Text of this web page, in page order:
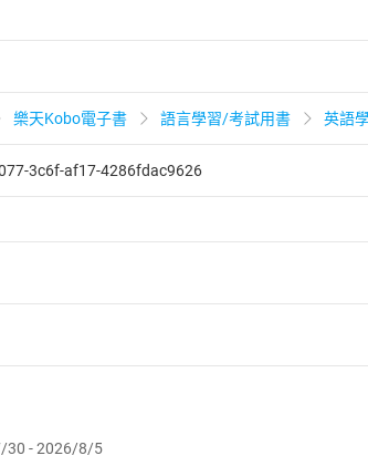
際認證合格講師
嘉義 中興補習班 / 台南 心遠景補習班 / 高雄
語教學顧問
就夠了》、《英文基礎文法，看這本就夠
用的上、考得好》、《英語單字就從最實用開
樂天Kobo電子書 語言學習/考試用書 英語
3c6f-af17-4286fdac9626
1項後段暨通訊交易解除權合理例外情事適用
代表知悉本店鋪所銷售之商品為電子書，屬
30 - 2026/8/5